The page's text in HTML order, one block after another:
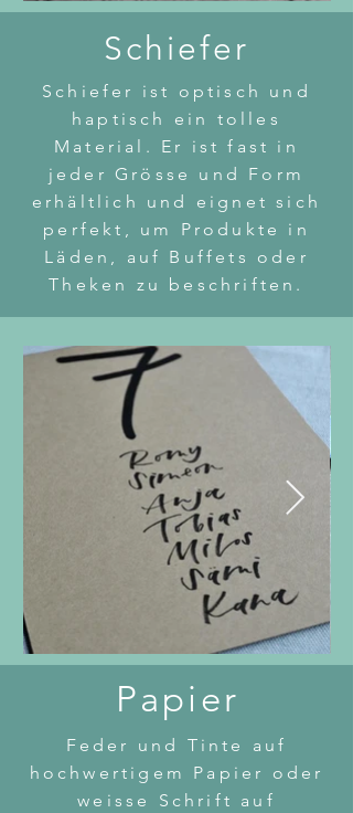
Schiefer
Schiefer ist optisch und
haptisch ein tolles
Material. Er ist fast in
jeder Grösse und Form
erhältlich und eignet sich
perfekt, um Produkte in
Läden, auf Buffets oder
Theken zu beschriften.
Papier
Feder und Tinte auf
hochwertigem Papier oder
weisse Schrift auf